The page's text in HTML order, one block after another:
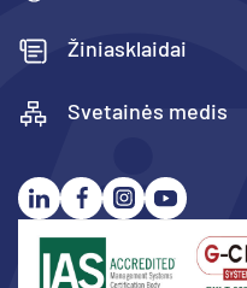
Žiniasklaidai
Svetainės medis